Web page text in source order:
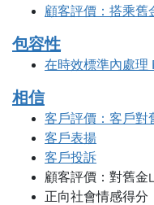
顧客評價：搭乘舊
包容性
在時效標準內處理
相信
客戶評價：客戶對
客戶表揚
客戶投訴
顧客評價：對舊金
正向社會情感得分